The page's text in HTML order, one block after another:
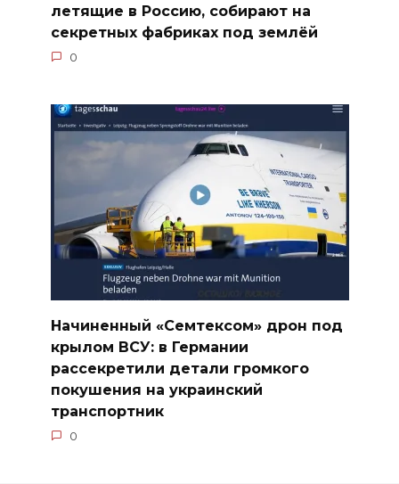
летящие в Россию, собирают на
секретных фабриках под землёй
0
Начиненный «Семтексом» дрон под
крылом ВСУ: в Германии
рассекретили детали громкого
покушения на украинский
транспортник
0